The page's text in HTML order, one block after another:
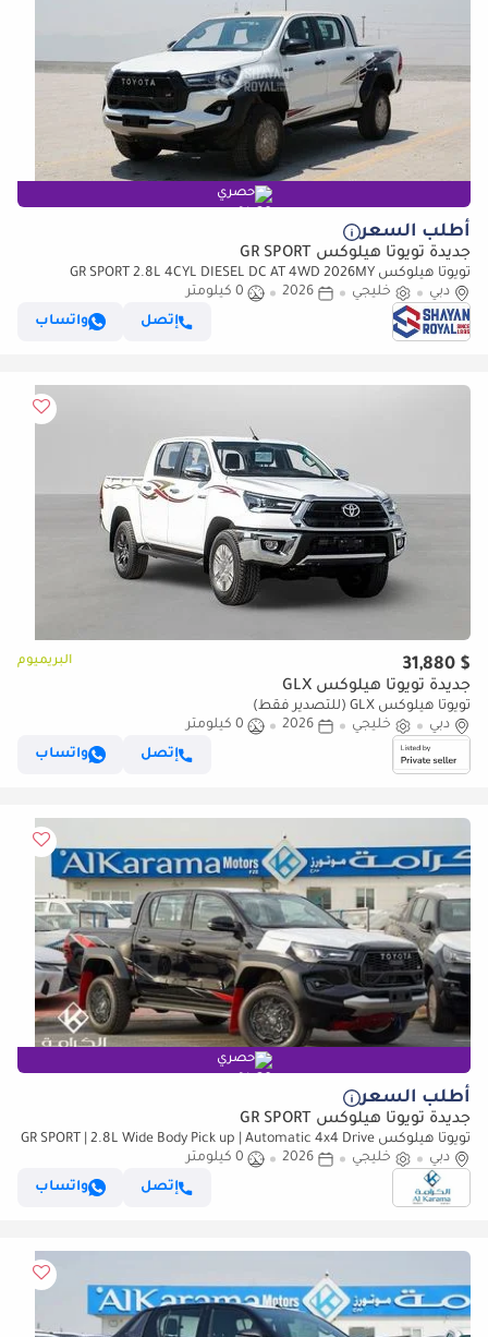
حصري
أطلب السعر
جديدة تويوتا هيلوكس GR SPORT
تويوتا هيلوكس GR SPORT 2.8L 4CYL DIESEL DC AT 4WD 2026MY
دبي
خليجي 2026
0 كيلومتر
إتصل
واتساب
$ 31,880 البريميوم
جديدة تويوتا هيلوكس GLX
تويوتا هيلوكس GLX (للتصدير فقط)
دبي
خليجي 2026
0 كيلومتر
إتصل
واتساب
حصري
أطلب السعر
جديدة تويوتا هيلوكس GR SPORT
تويوتا هيلوكس GR SPORT | 2.8L Wide Body Pick up | Automatic 4x4 Drive
| GCC Specs | 360 Camera
دبي خليجي 2026
0 كيلومتر
إتصل
واتساب